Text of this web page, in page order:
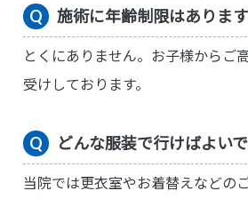
施術に年齢制限はありま
とくにありません。お子様からご
受けしております。
どんな服装で行けばよい
当院では更衣室やお着替えなどの